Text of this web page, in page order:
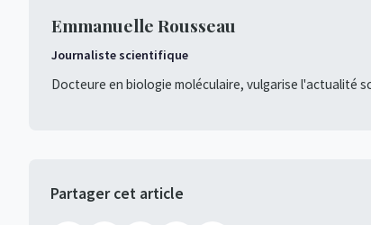
Emmanuelle Rousseau
Journaliste scientifique
Docteure en biologie moléculaire, vulgarise l'actualité
Partager cet article